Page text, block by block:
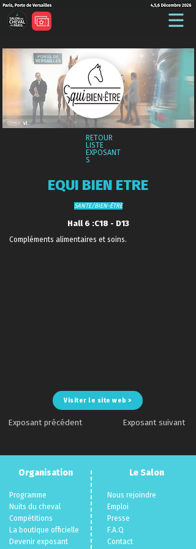
RETOUR
LISTE
EXPOSANT
S
EQUI BIEN ETRE
SANTE/BIEN-ÊTRE
Hall 6 :C18 - D13
Compléments alimentaires et soins.
Visiter le site web >
Exposant précédent Exposant suivant
Organisation Le Salon
Nous rejoindre
Emploi
Presse
F.A.Q
Contact
Programme
Nuits du cheval
Compétitions
La boutique officielle
Devenir exposant